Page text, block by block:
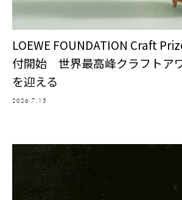
LOEWE FOUNDATION Craft
付開始 世界最高峰クラフトア
を迎える
2026.7.15